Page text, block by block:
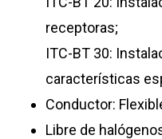
receptoras;
ITC-BT 30:
características
Conductor:
Libre de